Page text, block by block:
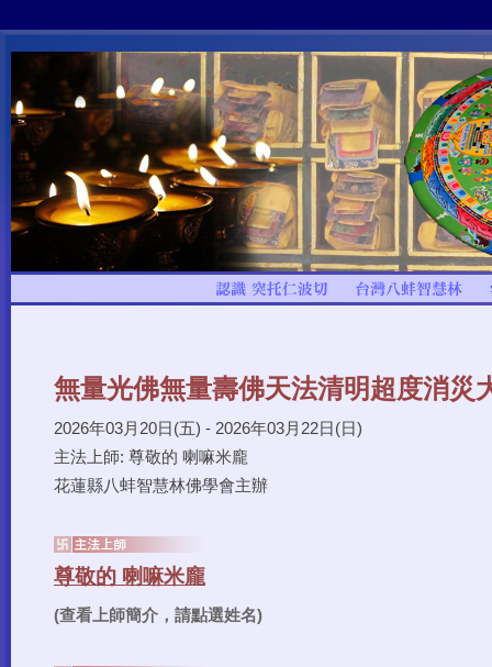
無量光佛無量壽佛天法清明超度消災
2026年03月20日(五) - 2026年03月22日(日)
主法上師: 尊敬的 喇嘛米龐
花蓮縣八蚌智慧林佛學會主辦
(查看上師簡介，請點選姓名)